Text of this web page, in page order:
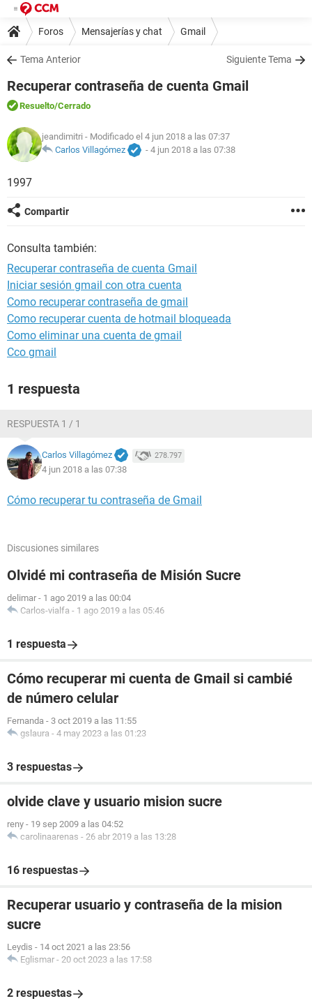
Foros Mensajerías y chat Gmail
Tema Anterior Siguiente Tema
Recuperar contraseña de cuenta Gmail
Resuelto/Cerrado
jeandimitri - Modificado el 4 jun 2018 a las 07:37
Carlos Villagómez
- 4 jun 2018 a las 07:38
1997
Compartir
Consulta también:
Recuperar contraseña de cuenta Gmail
Iniciar sesión gmail con otra cuenta
Como recuperar contraseña de gmail
Como recuperar cuenta de hotmail bloqueada
Como eliminar una cuenta de gmail
Cco gmail
1 respuesta
RESPUESTA 1 / 1
Carlos Villagómez 278.797
4 jun 2018 a las 07:38
Cómo recuperar tu contraseña de Gmail
Discusiones similares
Olvidé mi contraseña de Misión Sucre
delimar - 1 ago 2019 a las 00:04
Carlos-vialfa - 1 ago 2019 a las 05:46
1 respuesta
Cómo recuperar mi cuenta de Gmail si cambié
de número celular
Fernanda - 3 oct 2019 a las 11:55
gslaura - 4 may 2023 a las 01:23
3 respuestas
olvide clave y usuario mision sucre
reny - 19 sep 2009 a las 04:52
carolinaarenas - 26 abr 2019 a las 13:28
16 respuestas
Recuperar usuario y contraseña de la mision
sucre
Leydis - 14 oct 2021 a las 23:56
Eglismar - 20 oct 2023 a las 17:58
2 respuestas